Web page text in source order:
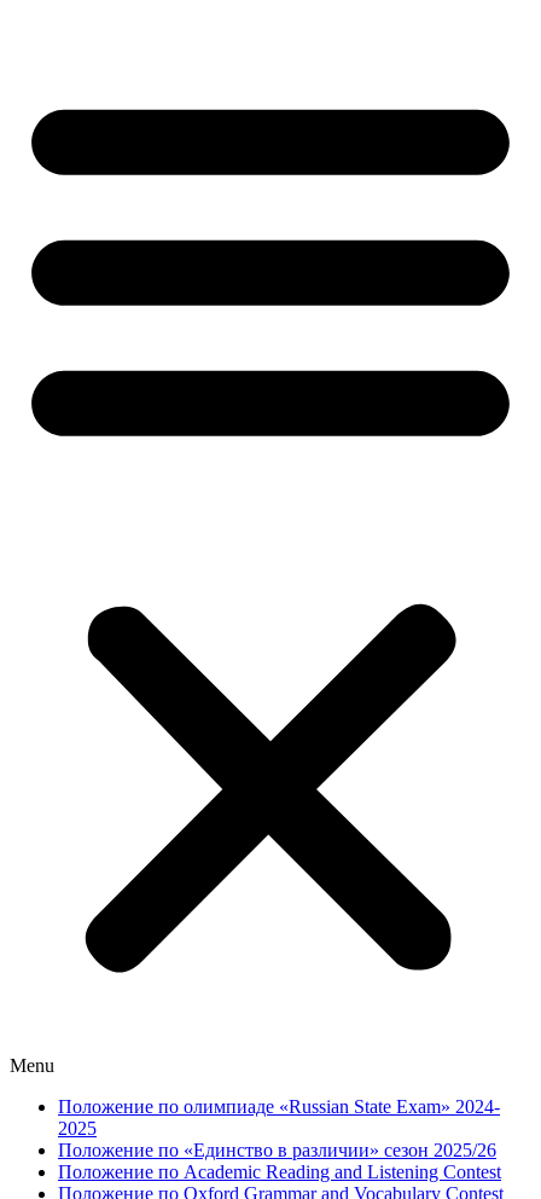
Menu
Положение по олимпиаде «Russian State Exam» 2024-
2025
Положение по «Единство в различии» сезон 2025/26
Положение по Academic Reading and Listening Contest
Положение по Oxford Grammar and Vocabulary Contest